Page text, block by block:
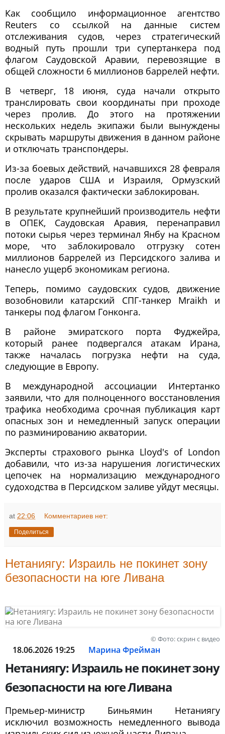
Как сообщило информационное агентство
Reuters со ссылкой на данные систем
отслеживания судов, через стратегический
водный путь прошли три супертанкера под
флагом Саудовской Аравии, перевозящие в
общей сложности 6 миллионов баррелей нефти.
В четверг, 18 июня, суда начали открыто
транслировать свои координаты при проходе
через пролив. До этого на протяжении
нескольких недель экипажи были вынуждены
скрывать маршруты движения в данном районе
и отключать транспондеры.
Из-за боевых действий, начавшихся 28 февраля
после ударов США и Израиля, Ормузский
пролив оказался фактически заблокирован.
В результате крупнейший производитель нефти
в ОПЕК, Саудовская Аравия, перенаправил
потоки сырья через терминал Янбу на Красном
море, что заблокировало отгрузку сотен
миллионов баррелей из Персидского залива и
нанесло ущерб экономикам региона.
Теперь, помимо саудовских судов, движение
возобновили катарский СПГ-танкер Mraikh и
танкеры под флагом Гонконга.
В районе эмиратского порта Фуджейра,
который ранее подвергался атакам Ирана,
также началась погрузка нефти на суда,
следующие в Европу.
В международной ассоциации Интертанко
заявили, что для полноценного восстановления
трафика необходима срочная публикация карт
опасных зон и немедленный запуск операции
по разминированию акватории.
Эксперты страхового рынка Lloyd's of London
добавили, что из-за нарушения логистических
цепочек на нормализацию международного
судоходства в Персидском заливе уйдут месяцы.
at 22:06 Комментариев нет:
Поделиться
Нетаниягу: Израиль не покинет зону
безопасности на юге Ливана
© Фото: скрин с видео
18.06.2026 19:25 Марина Фрейман
Нетаниягу: Израиль не покинет зону
безопасности на юге Ливана
Премьер-министр Биньямин Нетаниягу
исключил возможность немедленного вывода